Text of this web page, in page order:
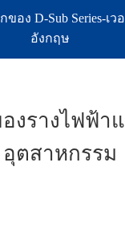
ของ D-Sub Series-เ
อังกฤษ
งรางไฟฟ้า
อุตสาหกรรม